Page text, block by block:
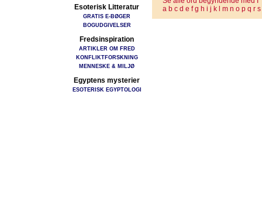
Esoterisk Litteratur
GRATIS E-BØGER
BOGUDGIVELSER
Fredsinspiration
ARTIKLER OM FRED
KONFLIKTFORSKNING
MENNESKE & MILJØ
Egyptens mysterier
ESOTERISK EGYPTOLOGI
a b c d e f g h i j k m n o p q r s